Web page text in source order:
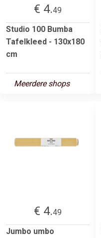
€ 4.49
Studio 100 Bumba
Tafelkleed - 130x180
cm
Meerdere shops
€ 4.49
Jumbo umbo